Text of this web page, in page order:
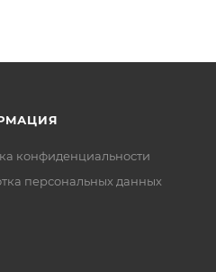
конфиденциальности
персональных данных